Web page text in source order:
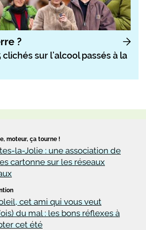
?
clichés sur l’alcool passés à la
moteur, ça tourne !
la-Jolie : une association de
cartonne sur les réseaux
cet ami qui vous veut
du mal : les bons réflexes à
cet été